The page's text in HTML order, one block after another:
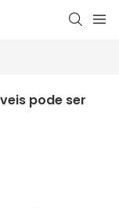
​​pode ser